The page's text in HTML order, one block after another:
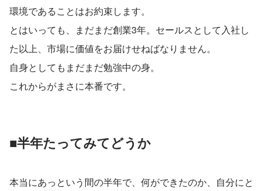
環境であることはお約束します。
とはいっても、まだまだ創業3年。セールスとして入社し
た以上、市場に価値をお届けせねばなりません。
自身としてもまだまだ勉強中の身。
これからがまさに本番です。
■半年たってみてどうか
本当にあっという間の半年で、何ができたのか、自分にと